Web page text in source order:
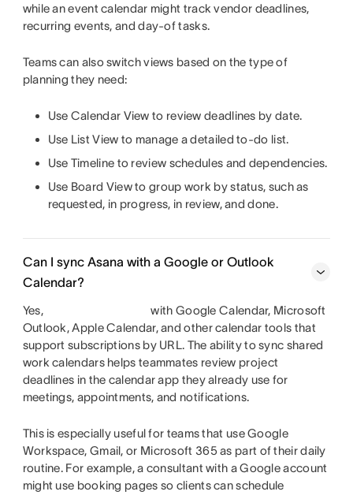
while an event calendar might track vendor deadlines,
recurring events, and day-of tasks.
Teams can also switch views based on the type of
planning they need:
Use Calendar View to review deadlines by date.
Use List View to manage a detailed to-do list.
Use Timeline to review schedules and dependencies.
Use Board View to group work by status, such as
requested, in progress, in review, and done.
Can I sync Asana with a Google or Outlook
Calendar?
Yes,
with Google Calendar, Microsoft
Outlook, Apple Calendar, and other calendar tools that
support subscriptions by URL. The ability to sync shared
work calendars helps teammates review project
deadlines in the calendar app they already use for
meetings, appointments, and notifications.
This is especially useful for teams that use Google
Workspace, Gmail, or Microsoft 365 as part of their daily
routine. For example, a consultant with a Google account
might use booking pages so clients can schedule